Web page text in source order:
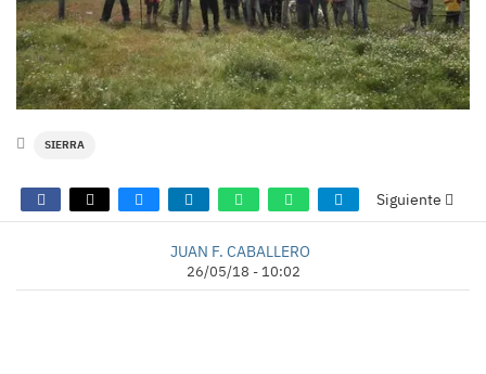
SIERRA
Siguiente
JUAN F. CABALLERO
26/05/18 - 10:02